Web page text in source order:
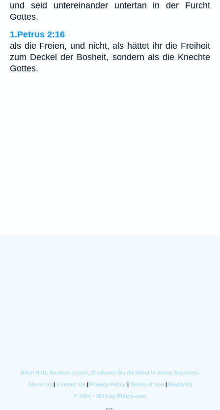
und seid untereinander untertan in der Furcht
Gottes.
1.Petrus 2:16
als die Freien, und nicht, als hättet ihr die Freiheit
zum Deckel der Bosheit, sondern als die Knechte
Gottes.